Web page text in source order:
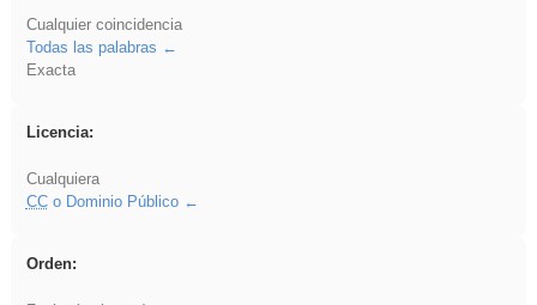
Cualquier coincidencia
Todas las palabras
Exacta
Licencia:
Cualquiera
CCo Dominio Público
Orden: